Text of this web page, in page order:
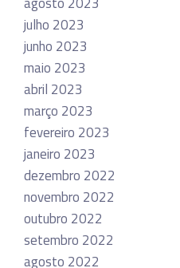
julho 2023
junho 2023
maio 2023
abril 2023
março 2023
fevereiro 2023
janeiro 2023
dezembro 2022
novembro 2022
outubro 2022
setembro 2022
agosto 2022